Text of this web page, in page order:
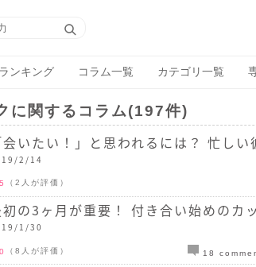
ランキング コラム一覧 カテゴリ一覧
に関するコラム(197件)
会いたい！」と思われるには？ 忙し
2/14
（2人が評価）
初の3ヶ月が重要！ 付き合い始めのカ
1/30
（8人が評価） 18